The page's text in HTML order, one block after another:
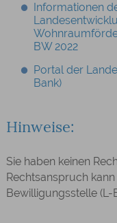
Informationen
BW 2022
Portal der
Bank)
Hinweise:
Sie haben keinen
Rechtsanspruch
Bewilligungsstelle